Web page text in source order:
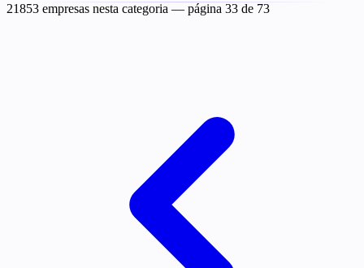
21853 empresas nesta categoria — página 33 de 73